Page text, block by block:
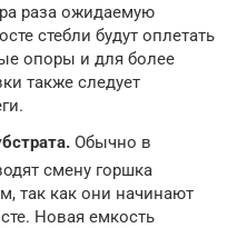
раза ожидаемую
стебли будут оплетать
опоры и для более
также следует
Обычно в
смену горшка
так как они начинают
Новая емкость